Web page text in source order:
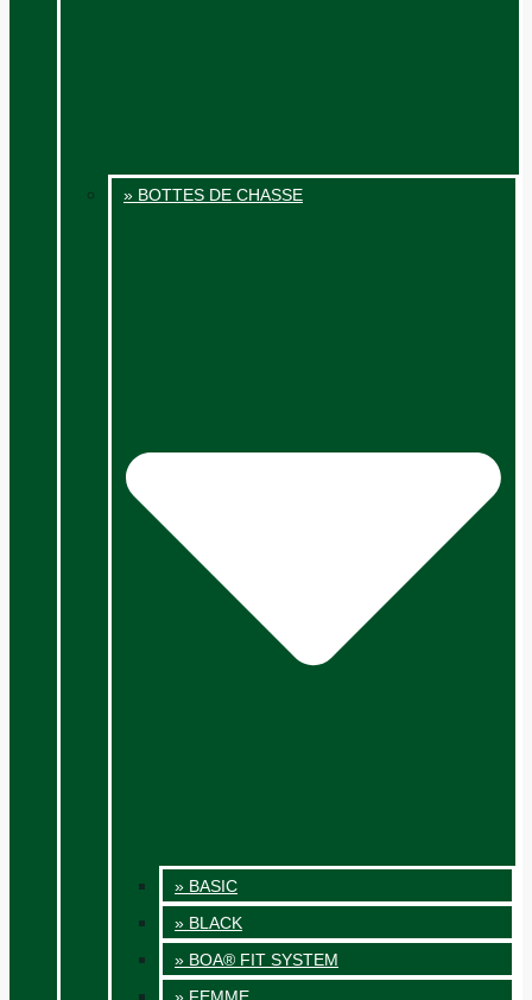
» BOTTES DE CHASSE
» BASIC
» BLACK
» BOA® FIT SYSTEM